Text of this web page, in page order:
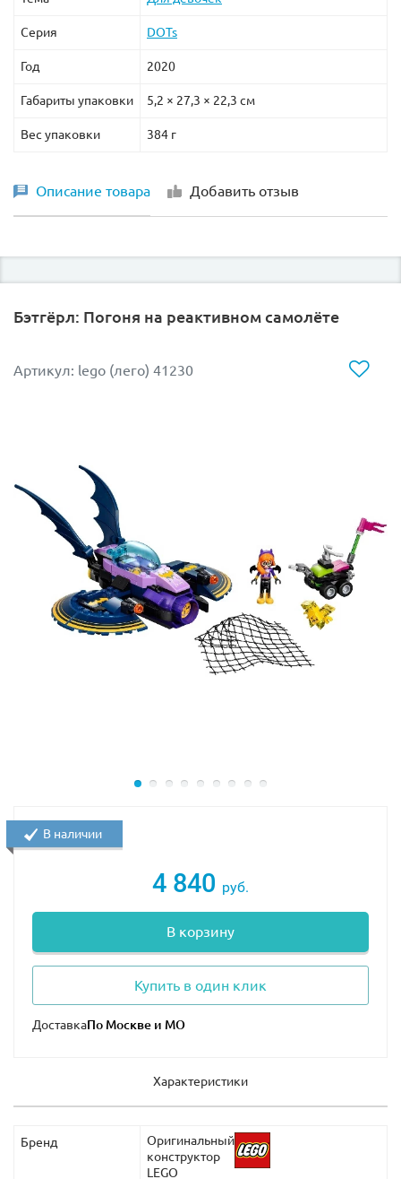
Серия DOTs
Год 2020
Габариты упаковки 5,2 × 27,3 × 22,3 см
Вес упаковки 384 г
Описание товара Добавить отзыв
Бэтгёрл: Погоня на реактивном самолёте
Артикул: lego (лего) 41230
4 840 руб.
В корзину
Купить в один клик
Доставка
В наличии
Характеристики
Бренд
Оригинальный
конструктор
LEGO